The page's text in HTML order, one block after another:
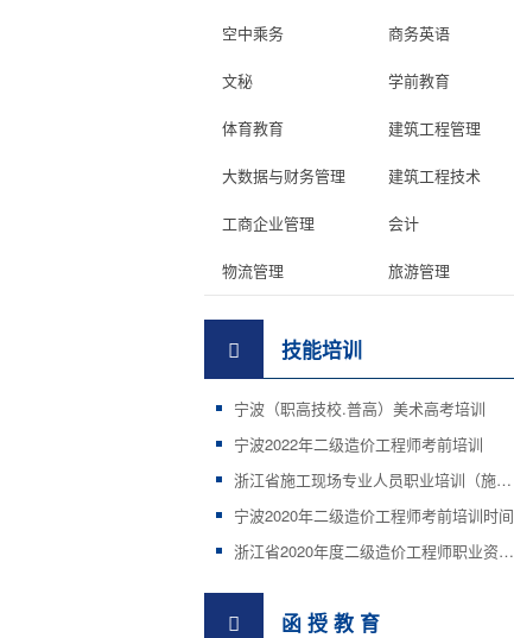
空中乘务 商务英语
文秘 学前教育
体育教育 建筑工程管理
大数据与财务管理 建筑工程技术
工商企业管理 会计
物流管理 旅游管理
技能培训
宁波（职高技校.普高）美术高考培训
宁波2022年二级造价工程师考前培训
浙江省施工现场专业人员职业培训（施工证等）
宁波2020年二级造价工程师考前培训时间
浙江省2020年度二级造价工程师职业资格考试工作的通知
函 授 教 育